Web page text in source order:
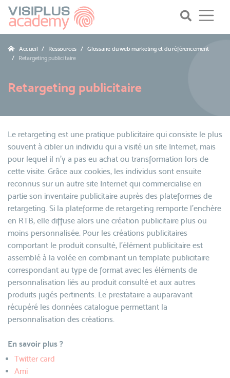
Accueil Ressources
Glossaire du web marketing et du référencement
Retargeting publicitaire
Retargeting publicitaire
Le retargeting est une pratique publicitaire qui consiste le plus
souvent à cibler un individu qui a visité un site Internet, mais
pour lequel il n’y a pas eu achat ou transformation lors de
cette visite. Grâce aux cookies, les individus sont ensuite
reconnus sur un autre site Internet qui commercialise en
partie son inventaire publicitaire auprès des plateformes de
retargeting. Si la plateforme de retargeting remporte l’enchère
en RTB, elle diffuse alors une création publicitaire plus ou
moins personnalisée. Pour les créations publicitaires
comportant le produit consulté, l’élément publicitaire est
assemblé à la volée en combinant un template publicitaire
correspondant au type de format avec les éléments de
personnalisation liés au produit consulté et aux autres
produits jugés pertinents. Le prestataire a auparavant
récupéré les données catalogue permettant la
personnalisation des créations.
En savoir plus ?
Twitter card
Ami